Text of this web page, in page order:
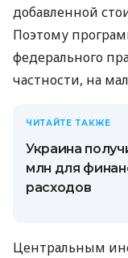
добавленной
Поэтому
федерального
частности, на
ЧИТАЙТЕ ТАКЖЕ
Украина
млн для
расходов
Центральным